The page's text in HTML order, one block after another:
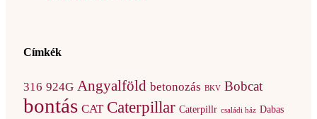
Címkék
316 924G Angyalföld betonozás BKV Bobcat
bontás CAT Caterpillar Caterpillr családi ház Dabas